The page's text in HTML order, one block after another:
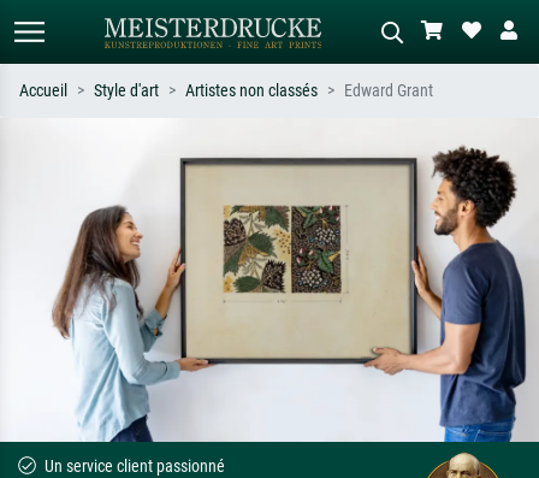
ex. Monet, Nuit étoilée,
impressionnisme, vague de Hokusai,
nu.
Décrivez la scène – ex. prairie verte,
abstrait avec beaucoup de rouge,
tableau sombre, nu debout près d'un
Accueil Style d'art Artistes non classés Edward Grant
Un service client passionné